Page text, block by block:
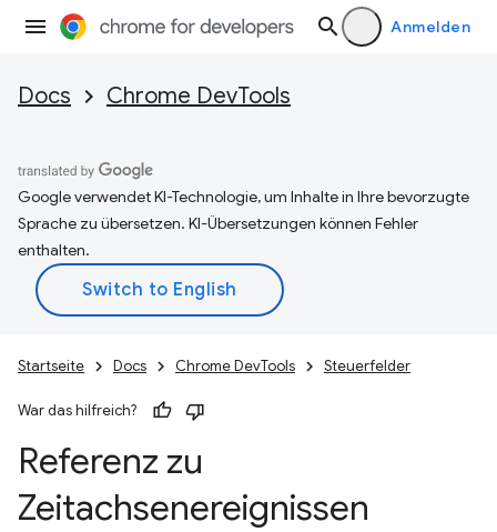
Anmelden
Docs Chrome DevTools
Google verwendet KI-Technologie, um Inhalte in Ihre bevorzugte
Sprache zu übersetzen. KI-Übersetzungen können Fehler
enthalten.
Startseite Docs Chrome DevTools Steuerfelder
War das hilfreich?
Referenz zu
Zeitachsenereignissen